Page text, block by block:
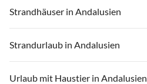
Strandhäuser in Andalusien
Strandurlaub in Andalusien
Urlaub mit Haustier in Andalusien